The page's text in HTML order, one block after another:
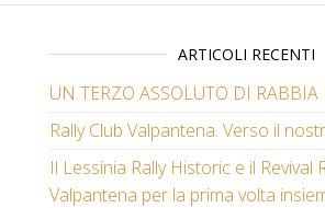
ARTICOLI RECENTI
UN TERZO ASSOLUTO DI RABBIA
Rally Club Valpantena. Verso il
Il Lessinia Rally Historic e il Revival
Valpantena per la prima volta